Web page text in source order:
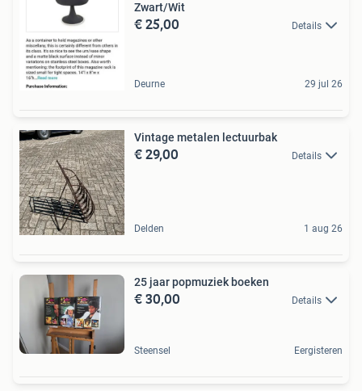
Zwart/Wit
€ 25,00 Details
Deurne 29 jul 26
Vintage metalen lectuurbak
€ 29,00 Details
Delden 1 aug 26
25 jaar popmuziek boeken
€ 30,00 Details
Steensel Eergisteren